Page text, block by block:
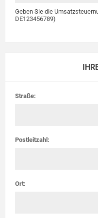
Geben Sie die
DE123456789)
Straße:
Postleitzahl:
Ort: